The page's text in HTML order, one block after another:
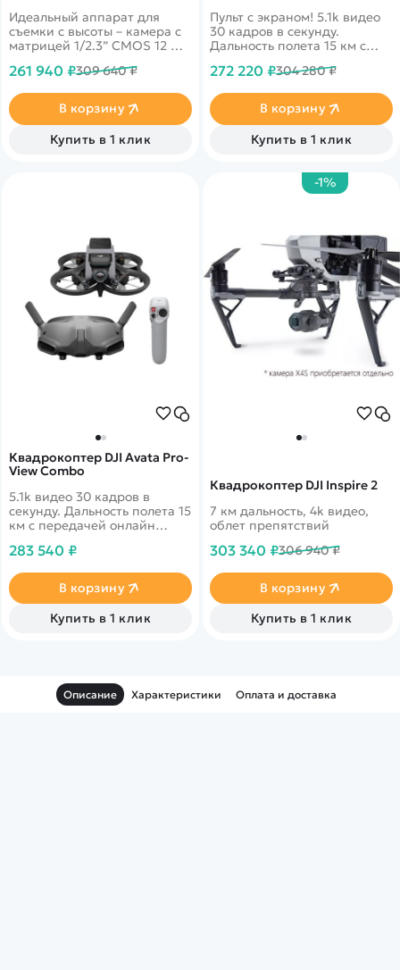
Идеальный аппарат для
съемки с высоты – камера с
матрицей 1/2.3” CMOS 12 Мп
сверхвысокого разрешения
Дальность до 8 км. Полет 31
минуту.
261 940 ₽309 640 ₽
В корзину
Купить в 1 клик
Пульт с экраном! 5.1k видео
30 кадров в секунду.
Дальность полета 15 км с
1080p. 46 минут в полете.
препятствий по всем
направлениям
272 220 ₽304 280 ₽
В корзину
Купить в 1 клик
Квадрокоптер DJI Avata Pro-
View Combo
5.1k видео 30 кадров в
секунду. Дальность полета 15
км с передачей онлайн
полете. Датчики облета
направлениям. DJI Goggles 2
и DJI Motion Controller
обеспечивают
захватывающий сенсорный
283 540 ₽
В корзину
Купить в 1 клик
-1%
Квадрокоптер DJI Inspire 2
7 км дальность, 4k видео,
облет препятствий
303 340 ₽306 940 ₽
В корзину
Купить в 1 клик
Описание Характеристики Оплата и доставка